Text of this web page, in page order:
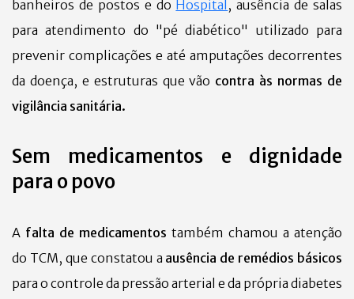
banheiros de postos e do Hospital , ausência de salas
para atendimento do "pé diabético" utilizado para
prevenir complicações e até amputações decorrentes
da doença, e estruturas que vão contra às normas de
vigilância sanitária.
Sem medicamentos e dignidade
para o povo
A falta de medicamentos também chamou a atenção
do TCM, que constatou a ausência de remédios básicos
para o controle da pressão arterial e da própria diabetes